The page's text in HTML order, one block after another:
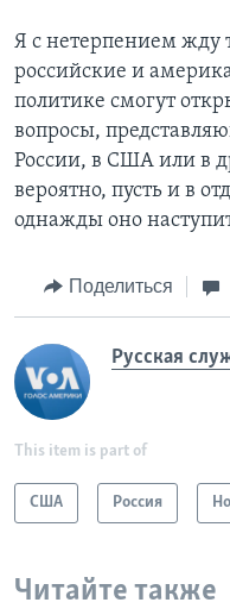
Я с нетерпением жду
российские и
политике смогут
вопросы,
России, в США или в
вероятно, пусть и в
однажды оно
Поделиться
Русская
This item is part of
США Россия
Читайте также